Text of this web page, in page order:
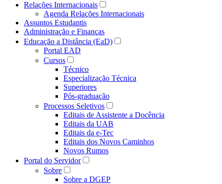
Relações Internacionais
Agenda Relações Internacionais
Assuntos Estudantis
Administração e Finanças
Educação a Distância (EaD)
Portal EAD
Cursos
Técnico
Especialização Técnica
Superiores
Pós-graduação
Processos Seletivos
Editais de Assistente a Docência
Editais da UAB
Editais da e-Tec
Editais dos Novos Caminhos
Novos Rumos
Portal do Servidor
Sobre
Sobre a DGEP